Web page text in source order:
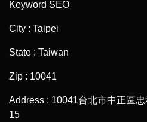
Keyword SEO
City : Taipei
State : Taiwan
Zip : 10041
Address : 10041台北市中正區
15